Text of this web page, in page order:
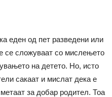
еден од пет разведени или
се сложуваат со мислењето
на детето. Но, исто
сакаат и мислат дека е
за добар родител. Тоа